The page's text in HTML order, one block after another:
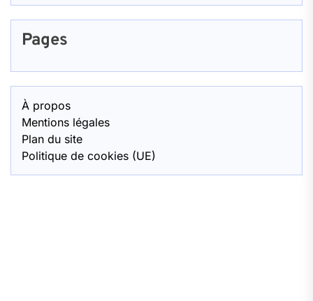
Pages
À propos
Mentions légales
Plan du site
Politique de cookies (UE)